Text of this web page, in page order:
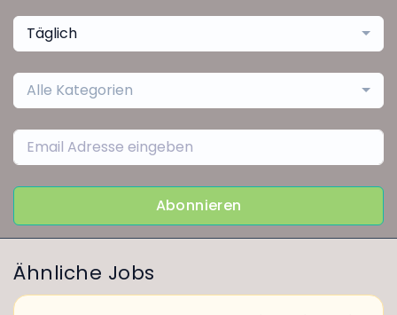
Täglich
Alle Kategorien
Abonnieren
Ähnliche Jobs